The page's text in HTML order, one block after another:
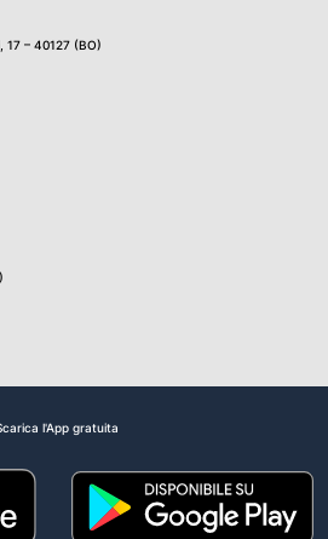
17 – 40127 (BO)
l'App gratuita